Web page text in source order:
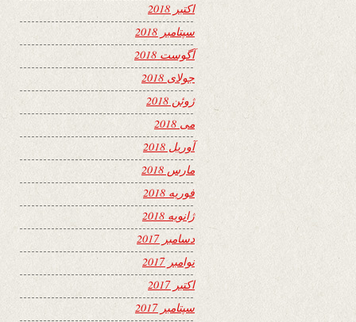
اکتبر 2018
سپتامبر 2018
آگوست 2018
جولای 2018
ژوئن 2018
می 2018
آوریل 2018
مارس 2018
فوریه 2018
ژانویه 2018
دسامبر 2017
نوامبر 2017
اکتبر 2017
سپتامبر 2017